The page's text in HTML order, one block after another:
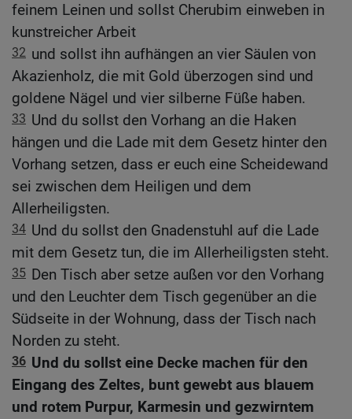
feinem Leinen und sollst Cherubim einweben in
kunstreicher Arbeit
32 und sollst ihn aufhängen an vier Säulen von
Akazienholz, die mit Gold überzogen sind und
goldene Nägel und vier silberne Füße haben.
33 Und du sollst den Vorhang an die Haken
hängen und die Lade mit dem Gesetz hinter den
Vorhang setzen, dass er euch eine Scheidewand
sei zwischen dem Heiligen und dem
Allerheiligsten.
34 Und du sollst den Gnadenstuhl auf die Lade
mit dem Gesetz tun, die im Allerheiligsten steht.
35 Den Tisch aber setze außen vor den Vorhang
und den Leuchter dem Tisch gegenüber an die
Südseite in der Wohnung, dass der Tisch nach
Norden zu steht.
36 Und du sollst eine Decke machen für den
Eingang des Zeltes, bunt gewebt aus blauem
und rotem Purpur, Karmesin und gezwirntem